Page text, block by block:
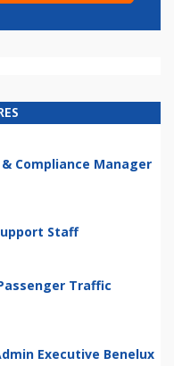
Compliance Manager
Staff
Traffic
Executive Benelux